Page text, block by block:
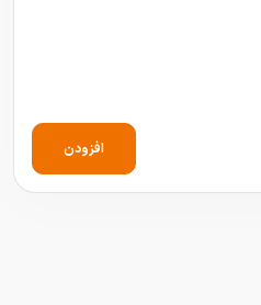
افزودن